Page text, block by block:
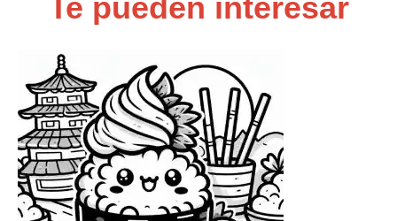
Te pueden interesar